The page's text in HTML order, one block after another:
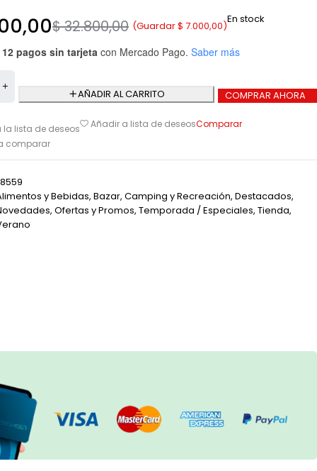
$32.800,00 (Guardar$ 7.000,00)
En stock
12 pagos sin tarjeta con Mercado Pago. Saber más
AÑADIR AL CARRITO COMPRAR AHORA
la lista de deseos Añadir a lista de deseosComparar
comparar
y Bebidas, Bazar, Camping y Recreación, Destacados,
, Ofertas y Promos, Temporada / Especiales, Tienda,